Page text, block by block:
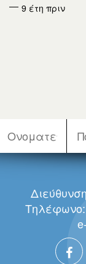
9 έτη πριν
Τηλέφωνο: